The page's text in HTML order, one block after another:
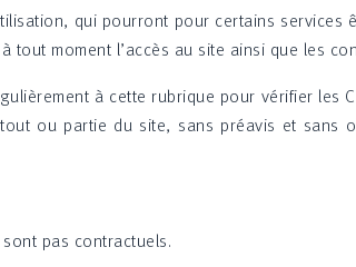
qui pourront pour certains services
moment l’accès au site ainsi que les
à cette rubrique pour vérifier les
ou partie du site, sans préavis et sans
pas contractuels.